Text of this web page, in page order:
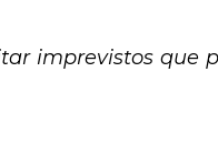
imprevistos que